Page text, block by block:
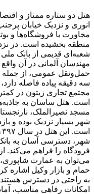
هتل دو ستاره ممتاز و
انوری و نزدیک خیابان
مجاورت با فروشگاه‌ها و
منطقه بخشیده است. در
شعبه‌ای قدیمی از بانک
مهندسان آلمانی در آن
حمل‌ونقل عمومی، از جمله
سه دقیقه پیاده فاصله
است. هتل ساسان به
مسجد نصیرالملک،
شهر بسیار نزدیک بوده و
شهر، دسترسی آسان به
فرودگاه را فراهم
می‌توان به عمارت
حمام و بازار وکیل اشاره
به راحتی در دسترس
امکانات رفاهی مناسب،